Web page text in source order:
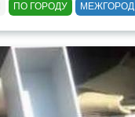
ПО ГОРОДУ МЕЖГОРОД